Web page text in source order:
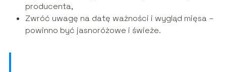
producenta,
Zwróć uwagę na datę ważności i wygląd mięsa –
powinno być jasnoróżowe i świeże.